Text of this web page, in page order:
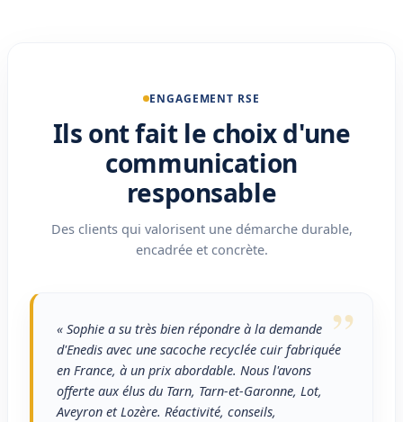
ENGAGEMENT RSE
Ils ont fait le choix d'une
communication
responsable
Des clients qui valorisent une démarche durable,
encadrée et concrète.
”
« Sophie a su très bien répondre à la demande
d'Enedis avec une sacoche recyclée cuir fabriquée
en France, à un prix abordable. Nous l'avons
offerte aux élus du Tarn, Tarn-et-Garonne, Lot,
Aveyron et Lozère. Réactivité, conseils,